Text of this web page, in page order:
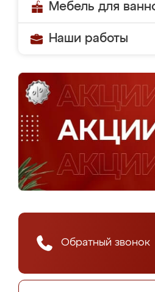
Мебель для
Наши работы
Обратный звонок